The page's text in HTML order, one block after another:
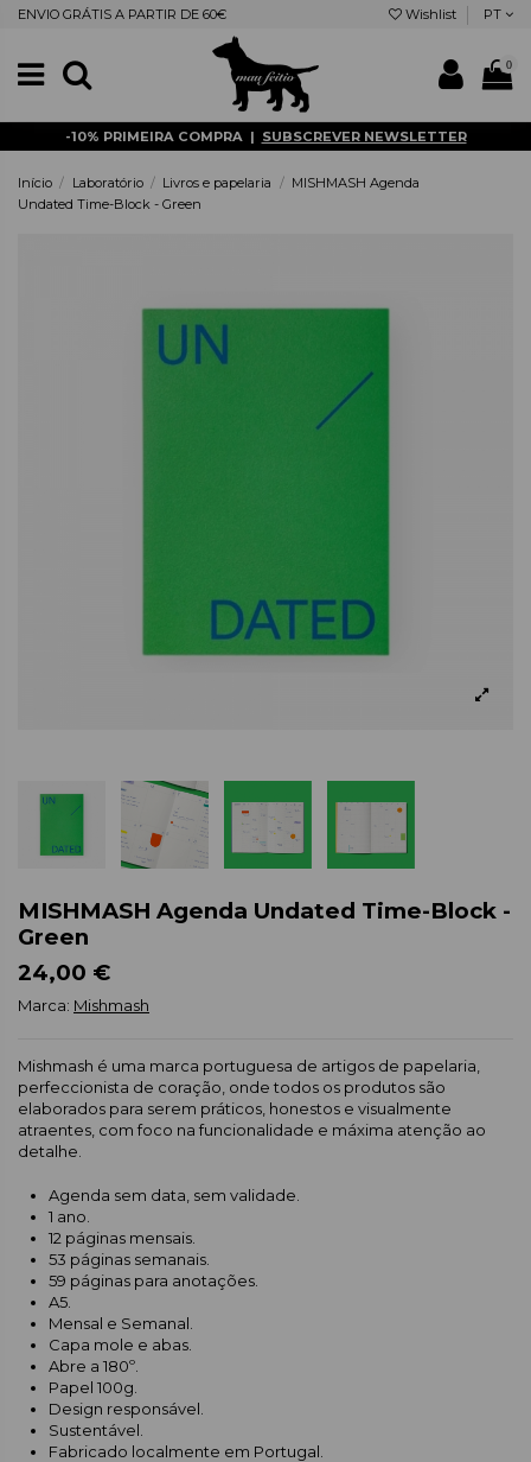
ENVIO GRÁTIS A PARTIR DE 60€ Wishlist PT
0
-10% PRIMEIRA COMPRA | SUBSCREVER NEWSLETTER
Início Laboratório Livros e papelaria
MISHMASH Agenda
Undated Time-Block - Green
MISHMASH Agenda Undated Time-Block -
Green
24,00 €
Marca: Mishmash
Mishmash é uma marca portuguesa de artigos de papelaria,
perfeccionista de coração, onde todos os produtos são
elaborados para serem práticos, honestos e visualmente
atraentes, com foco na funcionalidade e máxima atenção ao
detalhe.
Agenda sem data, sem validade.
1 ano.
12 páginas mensais.
53 páginas semanais.
59 páginas para anotações.
A5.
Mensal e Semanal.
Capa mole e abas.
Abre a 180º.
Papel 100g.
Design responsável.
Sustentável.
Fabricado localmente em Portugal.